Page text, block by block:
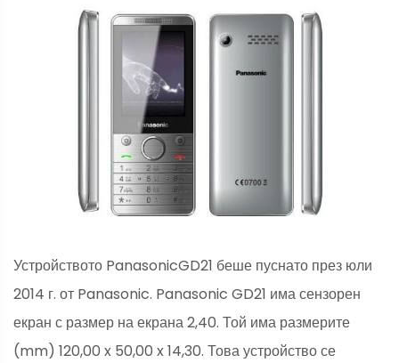
Устройството PanasonicGD21 беше пуснато през юли
2014 г. от Panasonic. Panasonic GD21 има сензорен
екран с размер на екрана 2,40. Той има размерите
(mm) 120,00 x 50,00 x 14,30. Това устройство се